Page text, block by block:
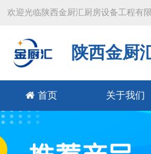
欢迎光临陕西金厨汇厨房设备工程有
陕西金厨
首页 关于我们